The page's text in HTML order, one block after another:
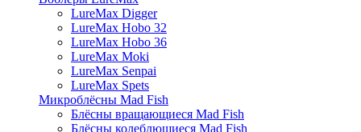
LureMax Digger
LureMax Hobo 32
LureMax Hobo 36
LureMax Moki
LureMax Senpai
LureMax Spets
Микроблёсны Mad Fish
Блёсны вращающиеся Mad Fish
Блёсны колеблющиеся Mad Fish